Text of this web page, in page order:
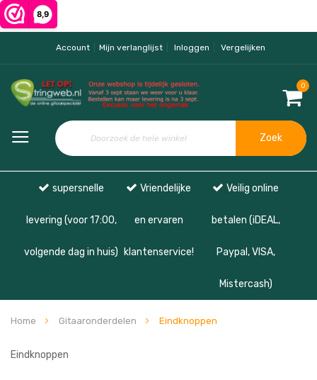
Account Mijn verlanglijst Inloggen Vergelijken
0
Zoek
supersnelle
levering (voor 17:00,
volgende dag in huis)
Vriendelijke
en ervaren
klantenservice!
Veilig online
betalen (iDEAL,
Paypal, VISA,
Mistercash)
Home Gitaaronderdelen Eindknoppen
Eindknoppen